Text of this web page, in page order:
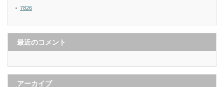
7826
最近のコメント
アーカイブ